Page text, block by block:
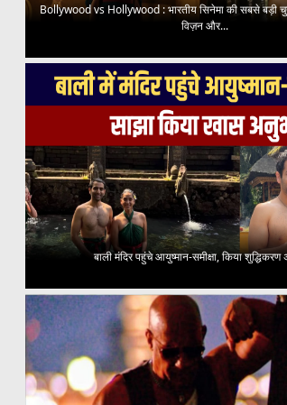
Bollywood vs Hollywood : भारतीय सिनेमा की सबसे बड़ी
विज़न और...
बाली मंदिर पहुंचे आयुष्मान-समीक्षा, किया शुद्धिकरण